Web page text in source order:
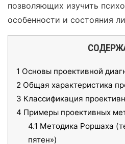
позволяющих изучить
особенности и состояния
1 Основы проективной
2 Общая характеристика
3 Классификация
4 Примеры проективных
4.1 Методика Роршаха
пятен»)